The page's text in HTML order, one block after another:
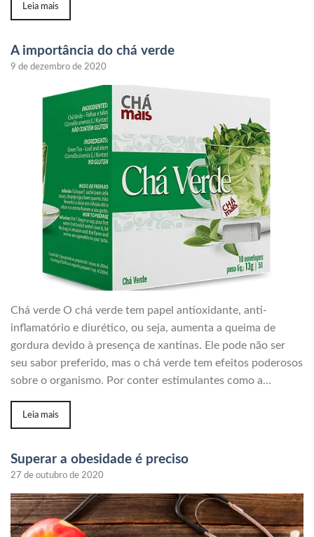
Leia mais
A importância do chá verde
9 de dezembro de 2020
Chá verde O chá verde tem papel antioxidante, anti-
inflamatório e diurético, ou seja, aumenta a queima de
gordura devido à presença de xantinas. Ele pode não ser
seu sabor preferido, mas o chá verde tem efeitos poderosos
sobre o organismo. Por conter estimulantes como a…
Leia mais
Superar a obesidade é preciso
27 de outubro de 2020